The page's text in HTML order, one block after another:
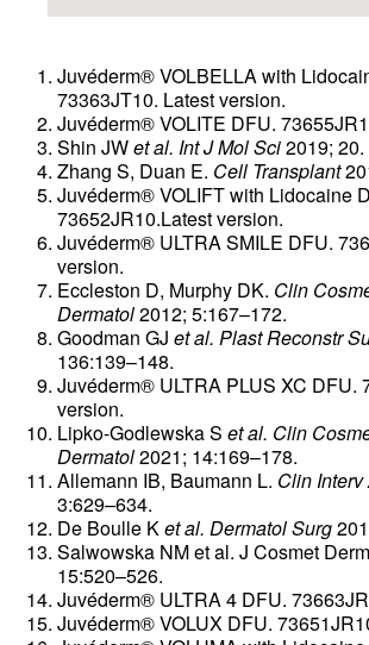
Juvéderm® VOLBELLA with
73363JT10. Latest version.
Juvéderm® VOLITE DFU.
Shin JWet al. Int J Mol Sci2019; 20.
Zhang S, Duan E. Cell Transplant
Juvéderm® VOLIFT with Lidocaine
73652JR10.Latest version.
Juvéderm® ULTRA SMILE DFU.
version.
Eccleston D, Murphy DK. Clin
Dermatol2012; 5:167–172.
Goodman GJ et al. Plast Reconstr
136:139–148.
Juvéderm® ULTRA PLUS XC DFU.
version.
Lipko-Godlewska S et al. Clin
Dermatol2021; 14:169–178.
Allemann IB, Baumann L. Clin
3:629–634.
De Boulle Ket al. Dermatol Surg
Salwowska NM et al. J Cosmet
15:520–526.
Juvéderm® ULTRA 4 DFU.
Juvéderm® VOLUX DFU.